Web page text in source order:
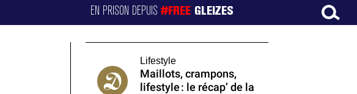
EN PRISON DEPUIS#FREE GLEIZES
Lifestyle
Maillots, crampons,
lifestyle : le récap’ de la